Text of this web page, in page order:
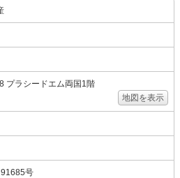
プラシードエム両国1階
地図を表示
号